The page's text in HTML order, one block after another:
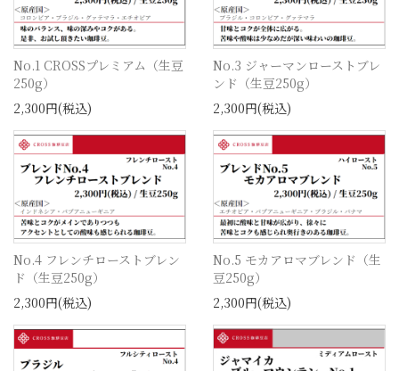
No.1 CROSSプレミアム（生豆
250g）
2,300円(税込)
No.3 ジャーマンローストブレ
ンド（生豆250g）
2,300円(税込)
No.4 フレンチローストブレン
ド（生豆250g）
2,300円(税込)
No.5 モカアロマブレンド（生
豆250g）
2,300円(税込)